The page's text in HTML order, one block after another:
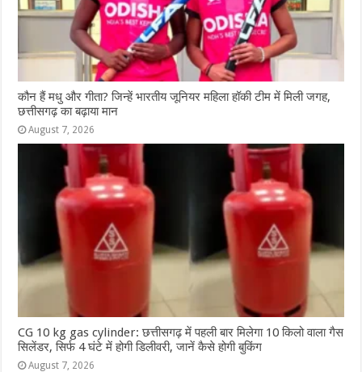
कौन हैं मधु और गीता? जिन्हें भारतीय जूनियर महिला हॉकी टीम में मिली जगह,
छत्तीसगढ़ का बढ़ाया मान
August 7, 2026
CG 10 kg gas cylinder: छत्तीसगढ़ में पहली बार मिलेगा 10 किलो वाला गैस
सिलेंडर, सिर्फ 4 घंटे में होगी डिलीवरी, जानें कैसे होगी बुकिंग
August 7, 2026